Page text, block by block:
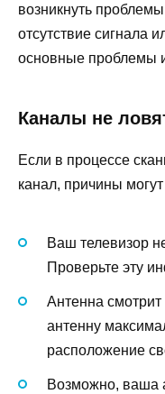
возникнуть
отсутствие сигнала
основные проблемы
Каналы не
Если в процессе
канал, причины
Ваш телевизор
Проверьте эту
Антенна
антенну
расположение
Возможно, ваша